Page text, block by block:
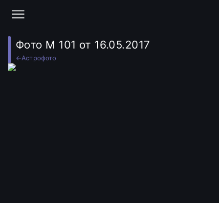
Фото M 101 от 16.05.2017
←Астрофото